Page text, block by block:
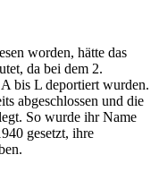
worden, hätte das
da bei dem 2.
bis L deportiert wurden.
abgeschlossen und die
So wurde ihr Name
gesetzt, ihre